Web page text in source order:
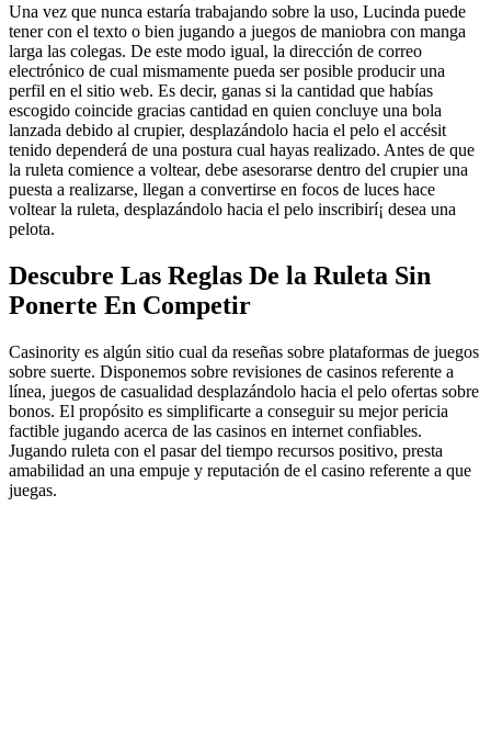
Una vez que nunca estaría trabajando sobre la uso, Lucinda puede
tener con el texto o bien jugando a juegos de maniobra con manga
larga las colegas. De este modo igual, la dirección de correo
electrónico de cual mismamente pueda ser posible producir una
perfil en el sitio web. Es decir, ganas si la cantidad que habías
escogido coincide gracias cantidad en quien concluye una bola
lanzada debido al crupier, desplazándolo hacia el pelo el accésit
tenido dependerá de una postura cual hayas realizado. Antes de que
la ruleta comience a voltear, debe asesorarse dentro del crupier una
puesta a realizarse, llegan a convertirse en focos de luces hace
voltear la ruleta, desplazándolo hacia el pelo inscribirí¡ desea una
pelota.
Descubre Las Reglas De la Ruleta Sin
Ponerte En Competir
Casinority es algún sitio cual da reseñas sobre plataformas de juegos
sobre suerte. Disponemos sobre revisiones de casinos referente a
línea, juegos de casualidad desplazándolo hacia el pelo ofertas sobre
bonos. El propósito es simplificarte a conseguir su mejor pericia
factible jugando acerca de las casinos en internet confiables.
Jugando ruleta con el pasar del tiempo recursos positivo, presta
amabilidad an una empuje y reputación de el casino referente a que
juegas.